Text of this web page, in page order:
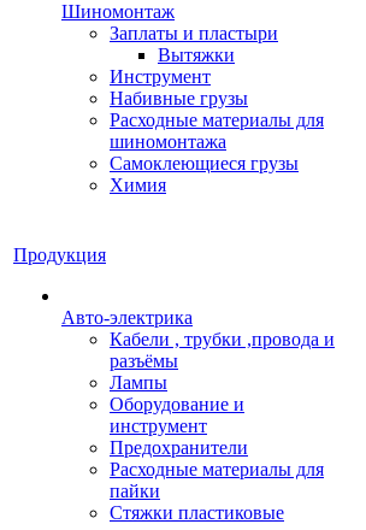
Шиномонтаж
Заплаты и пластыри
Вытяжки
Инструмент
Набивные грузы
Расходные материалы для
шиномонтажа
Самоклеющиеся грузы
Химия
Продукция
Авто-электрика
Кабели , трубки ,провода и
разъёмы
Лампы
Оборудование и
инструмент
Предохранители
Расходные материалы для
пайки
Стяжки пластиковые